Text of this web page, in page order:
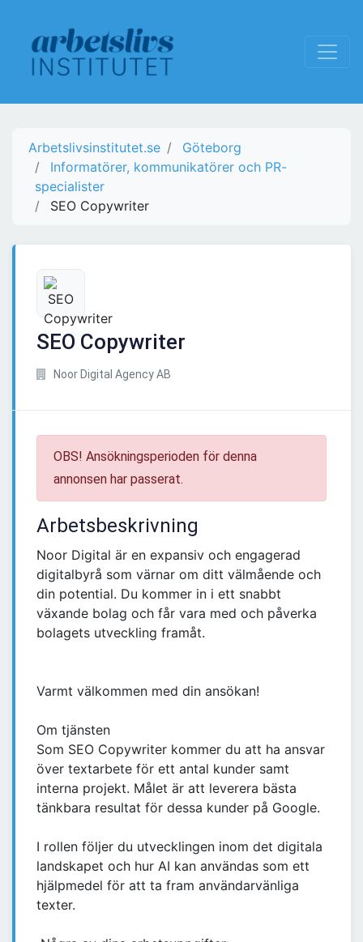
Arbetslivsinstitutet.se
Göteborg
Informatörer, kommunikatörer och PR-
specialister
SEO Copywriter
SEO Copywriter
Noor Digital Agency AB
OBS! Ansökningsperioden för denna
annonsen har passerat.
Arbetsbeskrivning
Noor Digital är en expansiv och engagerad
digitalbyrå som värnar om ditt välmående och
din potential. Du kommer in i ett snabbt
växande bolag och får vara med och påverka
bolagets utveckling framåt.
Varmt välkommen med din ansökan!
Om tjänsten
Som SEO Copywriter kommer du att ha ansvar
över textarbete för ett antal kunder samt
interna projekt. Målet är att leverera bästa
tänkbara resultat för dessa kunder på Google.
I rollen följer du utvecklingen inom det digitala
landskapet och hur AI kan användas som ett
hjälpmedel för att ta fram användarvänliga
texter.